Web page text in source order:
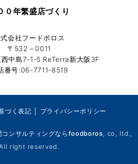
０年繁盛店づくり
会社フードボロス
〒532－0011
西中島7-1-5 ReTerra新大阪3F
番号:06-7711-8519
づく表記 プライバシーポリシー
コンサルティングならfoodboros, co, ltd.,
right reserved.